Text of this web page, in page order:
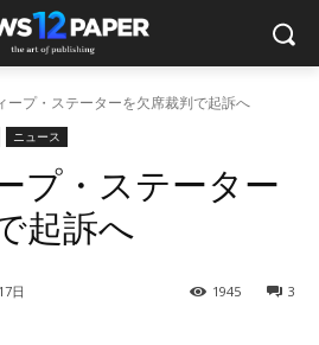
ープ・ステーターを欠席裁判で起訴へ
ニュース
プ・ステーター
起訴へ
日 3
1945